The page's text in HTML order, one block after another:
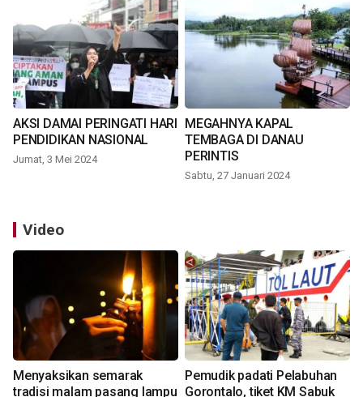
AKSI DAMAI PERINGATI HARI
PENDIDIKAN NASIONAL
Jumat, 3 Mei 2024
MEGAHNYA KAPAL
TEMBAGA DI DANAU
PERINTIS
Sabtu, 27 Januari 2024
Video
Menyaksikan semarak
tradisi malam pasang lampu
Pemudik padati Pelabuhan
Gorontalo, tiket KM Sabuk